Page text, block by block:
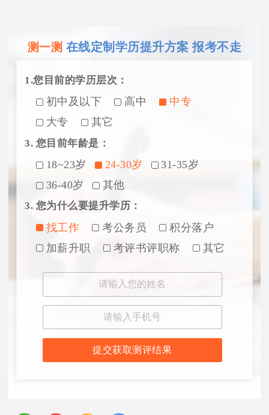
测一测 在线定制学历提升方案 报考不走
1.您目前的学历层次：
初中及以下 高中
中专
大专
其它
3. 您目前年龄是：
18~23岁 24-30岁
31-35岁
36-40岁
其他
3. 您为什么要提升学历：
找工作 考公务员
积分落户
加薪升职
考评书评职称 其它
提交获取测评结果